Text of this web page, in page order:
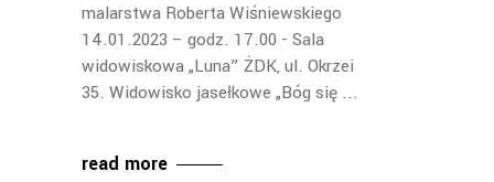
malarstwa Roberta Wiśniewskiego
14.01.2023 – godz. 17.00 - Sala
widowiskowa „Luna” ŻDK, ul. Okrzei
35. Widowisko jasełkowe „Bóg się
read more